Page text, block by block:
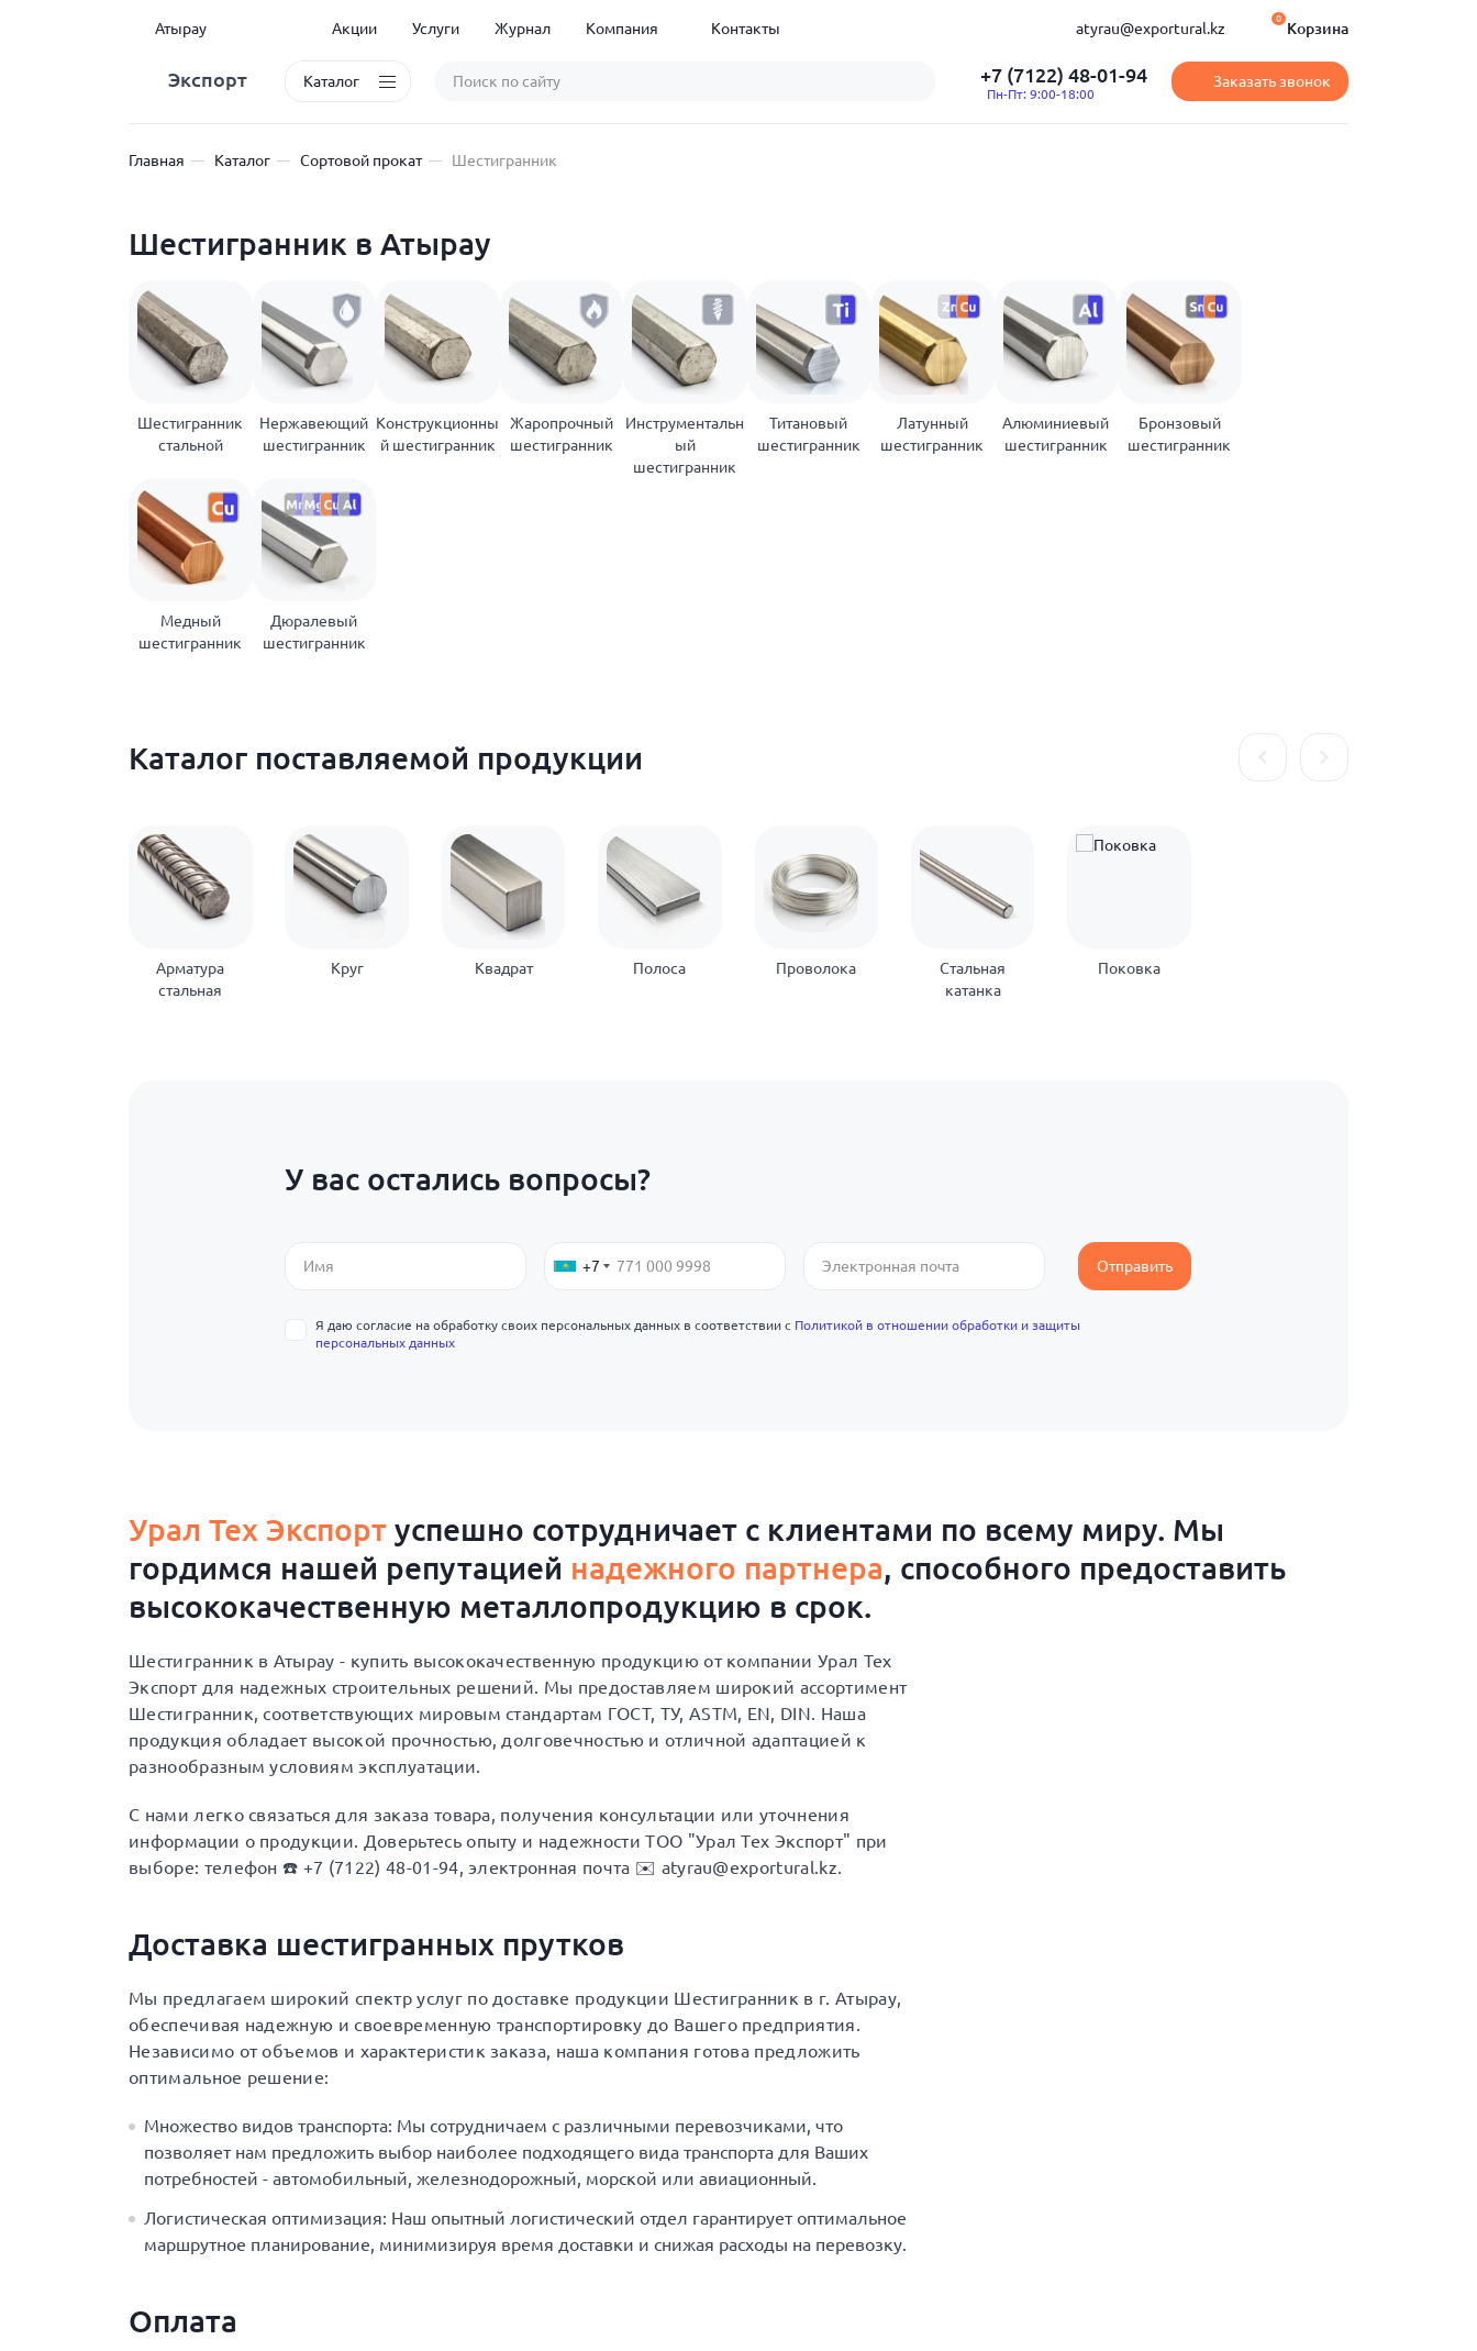
Атырау Акции Услуги Журнал Компания Контакты atyrau@exportural.kz Корзина
0
Экспорт Каталог +7 (7122) 48-01-94
Пн-Пт: 9:00-18:00
Заказать звонок
Главная Каталог Сортовой прокат Шестигранник
Шестигранник в Атырау
Шестигранник
стальной
Нержавеющий
шестигранник
Конструкционны
й шестигранник
Жаропрочный
шестигранник
Инструментальн
ый
шестигранник
Титановый
шестигранник
Латунный
шестигранник
Алюминиевый
шестигранник
Бронзовый
шестигранник
Медный
шестигранник
Дюралевый
шестигранник
Каталог поставляемой продукции
Арматура
стальная
Круг Квадрат Полоса Проволока
Стальная
катанка
Поковка
У вас остались вопросы?
+7 Отправить
Я даю согласие на обработку своих персональных данных в соответствии с Политикой в отношении обработки и защиты
персональных данных
Урал Тех Экспорт успешно сотрудничает с клиентами по всему миру. Мы
гордимся нашей репутацией надежного партнера, способного предоставить
высококачественную металлопродукцию в срок.
Шестигранник в Атырау - купить высококачественную продукцию от компании Урал Тех
Экспорт для надежных строительных решений. Мы предоставляем широкий ассортимент
Шестигранник, соответствующих мировым стандартам ГОСТ, ТУ, ASTM, EN, DIN. Наша
продукция обладает высокой прочностью, долговечностью и отличной адаптацией к
разнообразным условиям эксплуатации.
С нами легко связаться для заказа товара, получения консультации или уточнения
информации о продукции. Доверьтесь опыту и надежности ТОО "Урал Тех Экспорт" при
выборе: телефон ☎️ +7 (7122) 48-01-94, электронная почта ✉️ atyrau@exportural.kz.
Доставка шестигранных прутков
Мы предлагаем широкий спектр услуг по доставке продукции Шестигранник в г. Атырау,
обеспечивая надежную и своевременную транспортировку до Вашего предприятия.
Независимо от объемов и характеристик заказа, наша компания готова предложить
оптимальное решение:
Множество видов транспорта: Мы сотрудничаем с различными перевозчиками, что
позволяет нам предложить выбор наиболее подходящего вида транспорта для Ваших
потребностей - автомобильный, железнодорожный, морской или авиационный.
Логистическая оптимизация: Наш опытный логистический отдел гарантирует оптимальное
маршрутное планирование, минимизируя время доставки и снижая расходы на перевозку.
Оплата